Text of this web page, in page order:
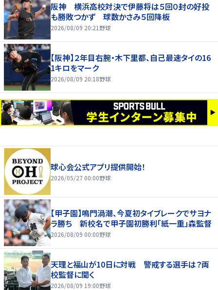
阪神 横浜高校対決で伊藤将は５回０封の好投
も勝敗つかず 球数かさみ５回降板
2026/08/09 20:21 野球
【阪神】２年目右腕・木下里都、自己最速タイの16
1キロをマーク
2026/08/09 20:18野球
球心会公式アプリ提供開始！
2026/05/27 00:00野球
【甲子園】鳴門渦潮、今夏初タイブレークでサヨナ
ラ勝ち 新校名で甲子園初勝利「紙一重」森監督
2026/08/09 00:00野球
天理と福山が10日に対戦 警戒する選手は？両
校監督に聞く
2026/08/09 19:00野球